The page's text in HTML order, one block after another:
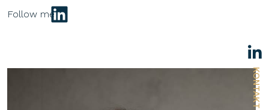
KONTAKT
LinkedIn